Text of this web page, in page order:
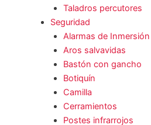
Taladros percutores
Seguridad
Alarmas de Inmersión
Aros salvavidas
Bastón con gancho
Botiquín
Camilla
Cerramientos
Postes infrarrojos